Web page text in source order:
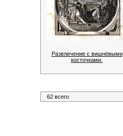
Развлечение с вишнёвыми
косточками.
62 всего